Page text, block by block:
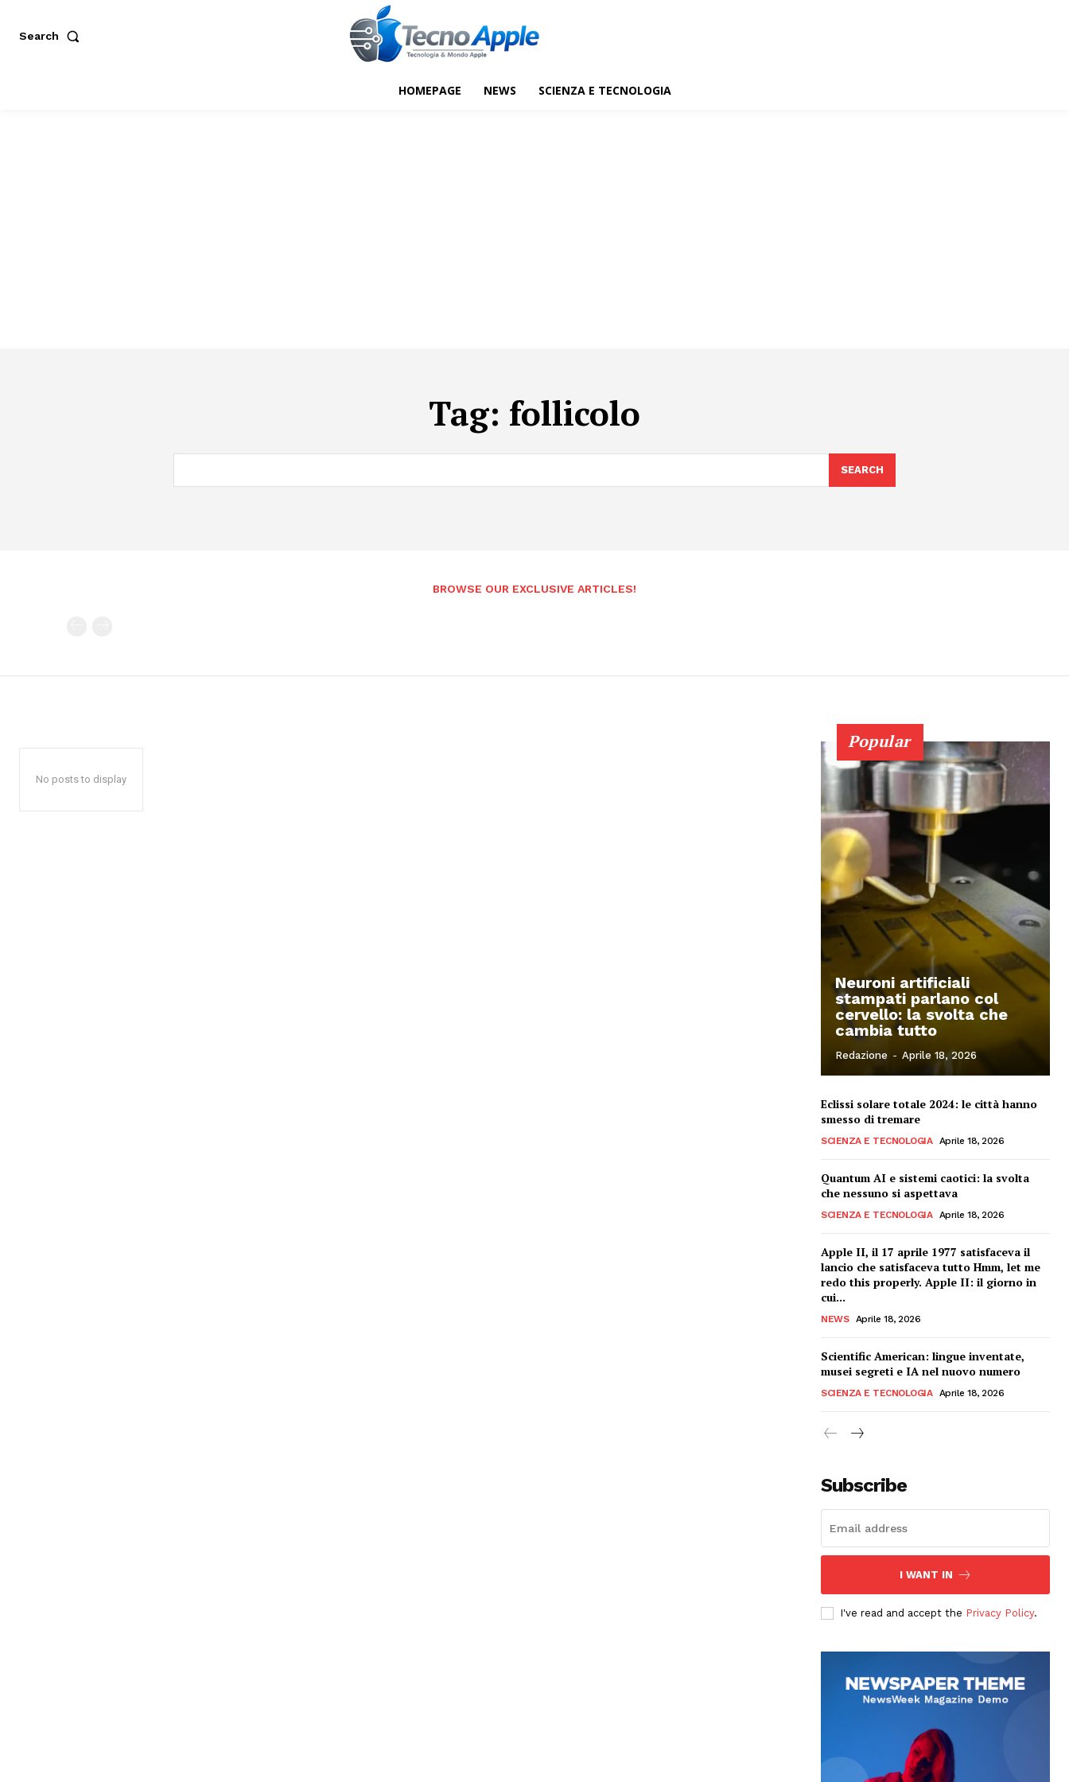
Search
HOMEPAGE NEWS SCIENZA E TECNOLOGIA
Tag: follicolo
SEARCH
BROWSE OUR EXCLUSIVE ARTICLES!
No posts to display
Popular
Neuroni artificiali
stampati parlano col
cervello: la svolta che
cambia tutto
Redazione - Aprile 18, 2026
Eclissi solare totale 2024: le città hanno
smesso di tremare
SCIENZA E TECNOLOGIA Aprile 18, 2026
Quantum AI e sistemi caotici: la svolta
che nessuno si aspettava
SCIENZA E TECNOLOGIA Aprile 18, 2026
Apple II, il 17 aprile 1977 satisfaceva il
lancio che satisfaceva tutto Hmm, let me
redo this properly. Apple II: il giorno in
cui...
NEWS Aprile 18, 2026
Scientific American: lingue inventate,
musei segreti e IA nel nuovo numero
SCIENZA E TECNOLOGIA Aprile 18, 2026
Subscribe
I WANT IN
I've read and accept the Privacy Policy.